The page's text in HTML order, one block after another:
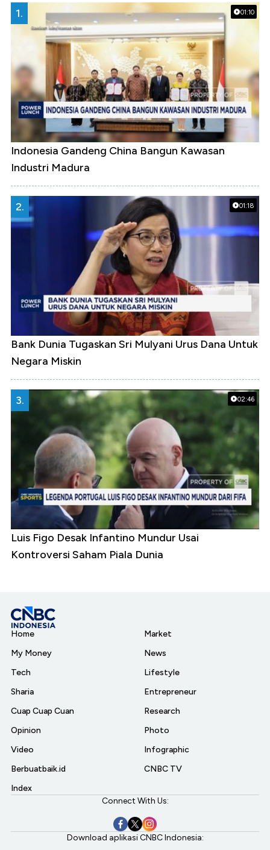
01:10
1.
Indonesia Gandeng China Bangun Kawasan
Industri Madura
01:18
2.
Bank Dunia Tugaskan Sri Mulyani Urus Dana Untuk
Negara Miskin
02:46
3.
Luis Figo Desak Infantino Mundur Usai
Kontroversi Saham Piala Dunia
Home
My Money
Tech
Sharia
Cuap Cuap Cuan
Opinion
Video
Berbuatbaik.id
Index
Market
News
Lifestyle
Entrepreneur
Research
Photo
Infographic
CNBC TV
Connect With Us:
Download aplikasi CNBC Indonesia: